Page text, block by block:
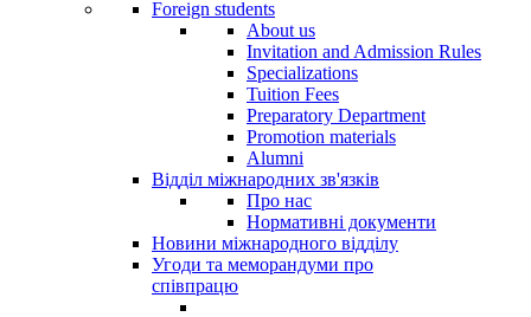
Foreign students
About us
Invitation and Admission Rules
Specializations
Tuition Fees
Preparatory Department
Promotion materials
Alumni
Відділ міжнародних зв'язків
Про нас
Нормативні документи
Новини міжнародного відділу
Угоди та меморандуми про
співпрацю